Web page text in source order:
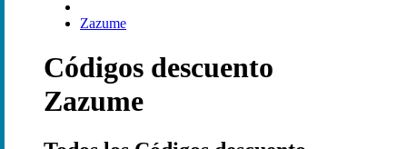
Zazume
Códigos descuento
Zazume